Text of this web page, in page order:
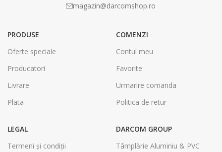
magazin@darcomshop.ro
PRODUSE
Oferte speciale
Producatori
Livrare
Plata
COMENZI
Contul meu
Favorite
Urmarire comanda
Politica de retur
LEGAL
Termeni și condiții
DARCOM GROUP
Tâmplărie Aluminiu & PVC